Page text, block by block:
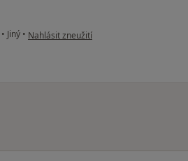
• Jiný • podle názoru uživatele David
Nahlásit zneužití